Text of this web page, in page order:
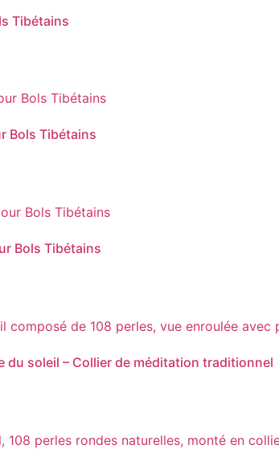
Tibétains
Bols Tibétains
Bols Tibétains
du soleil – Collier de méditation traditionnel